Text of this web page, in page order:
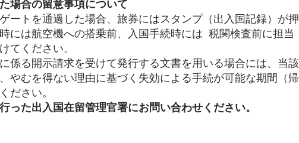
場合の留意事項について
ートを通過した場合、旅券にはスタンプ（出入国記録）が押
には航空機への搭乗前、入国手続時には 税関検査前に担当
てください。
係る開示請求を受けて発行する文書を用いる場合には、当該
やむを得ない理由に基づく失効による手続が可能な期間（帰
ださい。
た出入国在留管理官署にお問い合わせください。